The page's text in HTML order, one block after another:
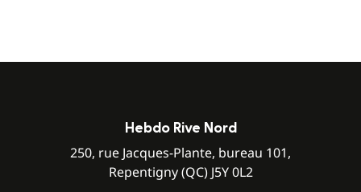
Hebdo Rive Nord
250, rue Jacques-Plante, bureau 101,
Repentigny (QC) J5Y 0L2